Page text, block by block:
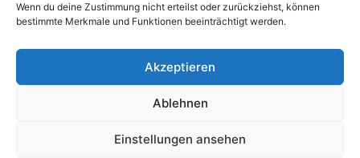
Wenn du deine Zustimmung nicht erteilst oder zurückziehst, können
bestimmte Merkmale und Funktionen beeinträchtigt werden.
Akzeptieren
Ablehnen
Einstellungen ansehen
Impressum
Copyright © 2026 Mainzer Männer | Präsentiert von